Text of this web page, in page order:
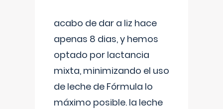
acabo de dar a liz hace
apenas 8 dias, y hemos
optado por lactancia
mixta, minimizando el uso
de leche de Fórmula lo
máximo posible. la leche